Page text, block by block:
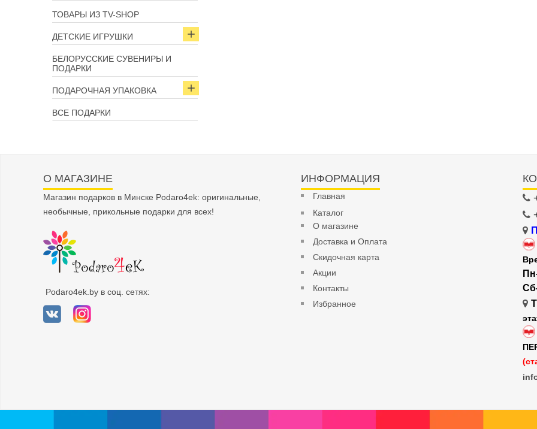
ТОВАРЫ ИЗ TV-SHOP
ДЕТСКИЕ ИГРУШКИ
БЕЛОРУССКИЕ СУВЕНИРЫ И
ПОДАРКИ
ПОДАРОЧНАЯ УПАКОВКА
ВСЕ ПОДАРКИ
О МАГАЗИНЕ
Магазин подарков в Минске Podaro4ek: оригинальные,
необычные, прикольные подарки для всех!
Podaro4ek.by в соц. сетях:
ИНФОРМАЦИЯ
Главная
Каталог
О магазине
Доставка и Оплата
Скидочная карта
Акции
Контакты
Избранное